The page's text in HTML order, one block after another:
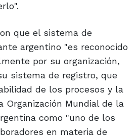
que el sistema de
argentino "es reconocido
por su organización,
sistema de registro, que
de los procesos y la
Organización Mundial de la
como "uno de los
en materia de